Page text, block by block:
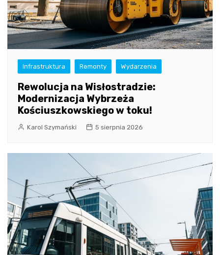
Infrastruktura Remonty Wydarzenia
Rewolucja na Wisłostradzie:
Modernizacja Wybrzeża
Kościuszkowskiego w toku!
Karol Szymański 5 sierpnia 2026